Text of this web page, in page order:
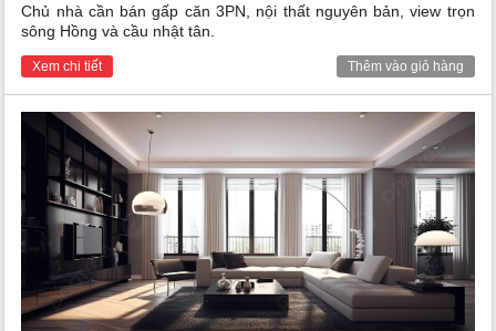
Chủ nhà cần bán gấp căn 3PN, nội thất nguyên bản, view trọn
sông Hồng và cầu nhật tân.
Xem chi tiết Thêm vào giỏ hàng